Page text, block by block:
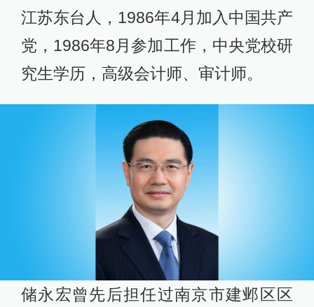
江苏东台人，1986年4月加入中国共产
党，1986年8月参加工作，中央党校研
究生学历，高级会计师、审计师。
储永宏曾先后担任过南京市建邺区区